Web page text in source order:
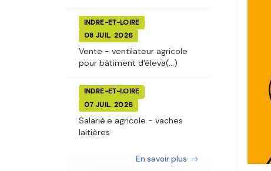
INDRE-ET-LOIRE
08 JUIL. 2026
Vente - ventilateur agricole
pour bâtiment d'éleva(...)
INDRE-ET-LOIRE
07 JUIL. 2026
Salarié.e agricole - vaches
laitières
En savoir plus